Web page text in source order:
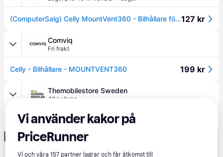
(ComputerSalg) Celly MountVent360 - Bilhållare för mobiltelefon - upp till 6,5° - svart127 kr
Comviq
Fri frakt
Celly - Bilhållare - MOUNTVENT360 199 kr
Themobilestore Sweden
49 kr frakt
Celly Mobilhållare Airvent One Touch
Annons
Vi använder kakor på
PriceRunner
Vi och våra157 partner lagrar och får åtkomst till